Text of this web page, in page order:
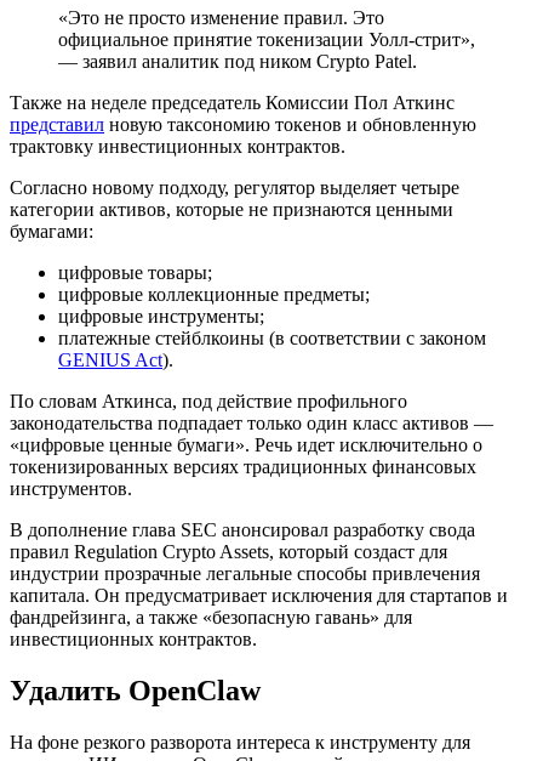
«Это не просто изменение правил. Это
официальное принятие токенизации Уолл-стрит»,
— заявил аналитик под ником Crypto Patel.
Также на неделе председатель Комиссии Пол Аткинс
представил новую таксономию токенов и обновленную
трактовку инвестиционных контрактов.
Согласно новому подходу, регулятор выделяет четыре
категории активов, которые не признаются ценными
бумагами:
цифровые товары;
цифровые коллекционные предметы;
цифровые инструменты;
платежные стейблкоины (в соответствии с законом
GENIUS Act).
По словам Аткинса, под действие профильного
законодательства подпадает только один класс активов —
«цифровые ценные бумаги». Речь идет исключительно о
токенизированных версиях традиционных финансовых
инструментов.
В дополнение глава SEC анонсировал разработку свода
правил Regulation Crypto Assets, который создаст для
индустрии прозрачные легальные способы привлечения
капитала. Он предусматривает исключения для стартапов и
фандрейзинга, а также «безопасную гавань» для
инвестиционных контрактов.
Удалить OpenClaw
На фоне резкого разворота интереса к инструменту для